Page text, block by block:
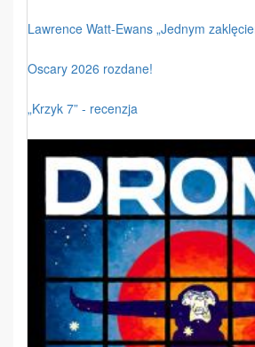
Lawrence Watt-Ewans „Jednym
Oscary 2026 rozdane!
„Krzyk 7” - recenzja